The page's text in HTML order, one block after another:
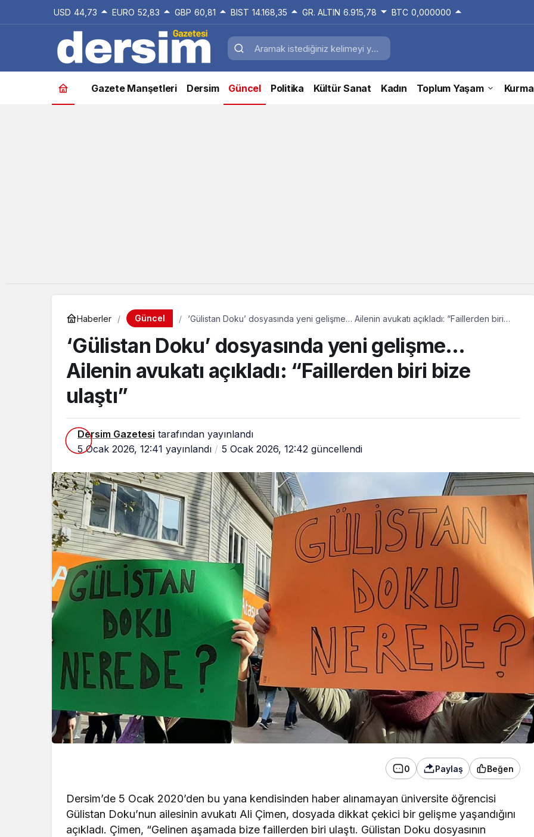
USD 44,73 EURO 52,83 GBP 60,81 BIST 14.168,35 GR. ALTIN 6.915,78 BTC 0,000000
Gazete Manşetleri Dersim Güncel Politika Kültür Sanat Kadın Toplum Yaşam
Haberler Güncel
‘Gülistan Doku’ dosyasında yeni gelişme… Ailenin avukatı açıkladı: “Faillerden biri
‘Gülistan Doku’ dosyasında yeni gelişme…
Ailenin avukatı açıkladı: “Faillerden biri bize
ulaştı”
Dersim Gazetesi tarafından yayınlandı
5 Ocak 2026, 12:41 yayınlandı 5 Ocak 2026, 12:42 güncellendi
0 Paylaş Beğen
Dersim’de 5 Ocak 2020’den bu yana kendisinden haber alınamayan üniversite öğrencisi
Gülistan Doku’nun ailesinin avukatı Ali Çimen, dosyada dikkat çekici bir gelişme yaşandığını
açıkladı. Çimen, “Gelinen aşamada bize faillerden biri ulaştı. Gülistan Doku dosyasının
Avrupa’da yetişen Dêrsîmli
çocuklar, memleketlerinde
konser verdi